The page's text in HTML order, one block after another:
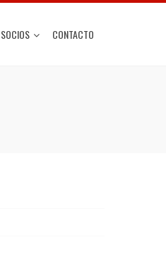
SOCIOS CONTACTO